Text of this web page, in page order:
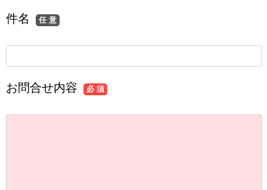
件名 任 意
お問合せ内容 必 須